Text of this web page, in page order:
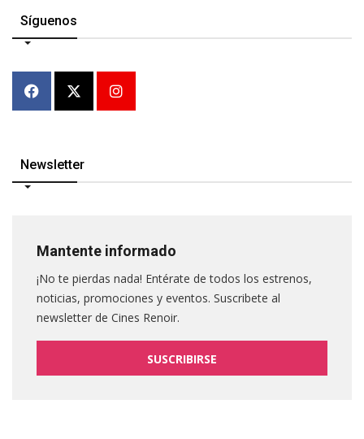
Síguenos
Newsletter
Mantente informado
¡No te pierdas nada! Entérate de todos los estrenos,
noticias, promociones y eventos. Suscribete al
newsletter de Cines Renoir.
SUSCRIBIRSE